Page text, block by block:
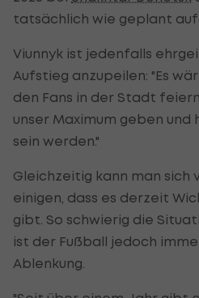
tatsächlich wie geplant
Viunnyk ist jedenfalls
Aufstieg anzupeilen: "Es
den Fans in der Stadt
unser Maximum geben und
sein werden."
Gleichzeitig kann man sich
einigen, dass es derzeit
gibt. So schwierig die
ist der Fußball jedoch
Ablenkung.